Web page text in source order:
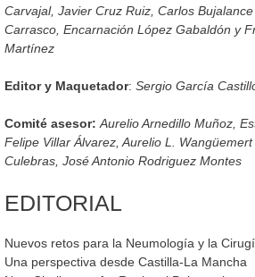
Carvajal, Javier Cruz Ruiz, Carlos
Carrasco, Encarnación López Gabaldón y
Martínez
Editor y Maquetador: Sergio García
Comité asesor: Aurelio Arnedillo Muñoz,
Felipe Villar Álvarez, Aurelio L. Wangüemert
Culebras, José Antonio Rodriguez Montes
EDITORIAL
Nuevos retos para la Neumología y la
Una perspectiva desde Castilla-La Mancha